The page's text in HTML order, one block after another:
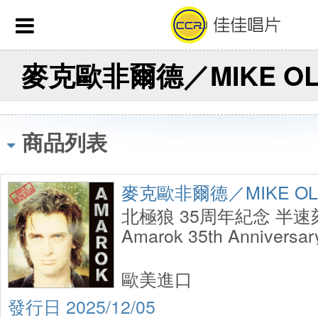
商品列表
麥克歐非爾德／MIKE
北極狼 35周年紀念 半速
Amarok 35th
2025/12/05
歐美進口